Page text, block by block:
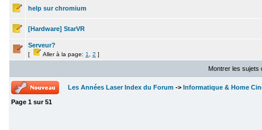
help sur chromium
[Hardware] StarVR
Serveur?
[ Aller à la page: 1 2 ]
Montrer les sujets
Les Années Laser Index du Forum -> Informatique & Home
Page 1 sur51